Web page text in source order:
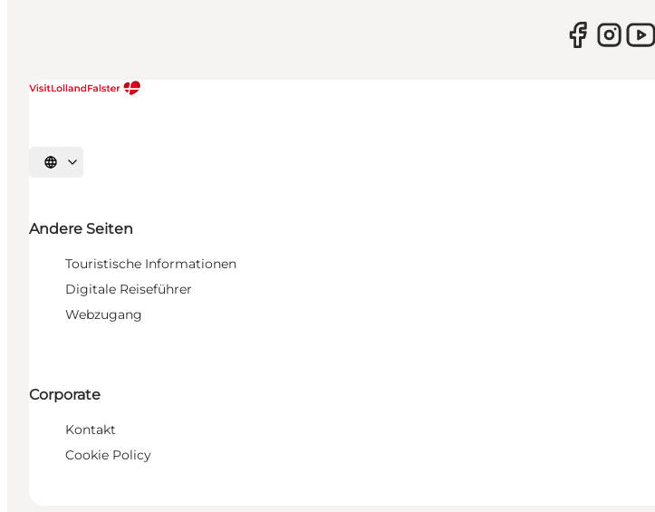
Sprache auswählen
Andere Seiten
Touristische Informationen
Digitale Reiseführer
Webzugang
Corporate
Kontakt
Cookie Policy